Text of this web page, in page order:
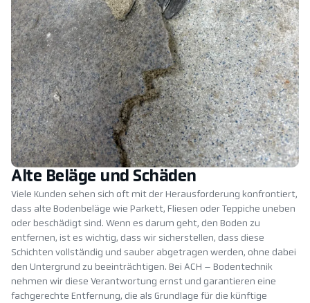
Alte Beläge und Schäden
Viele Kunden sehen sich oft mit der Herausforderung konfrontiert,
dass alte Bodenbeläge wie Parkett, Fliesen oder Teppiche uneben
oder beschädigt sind. Wenn es darum geht, den Boden zu
entfernen, ist es wichtig, dass wir sicherstellen, dass diese
Schichten vollständig und sauber abgetragen werden, ohne dabei
den Untergrund zu beeinträchtigen. Bei ACH – Bodentechnik
nehmen wir diese Verantwortung ernst und garantieren eine
fachgerechte Entfernung, die als Grundlage für die künftige